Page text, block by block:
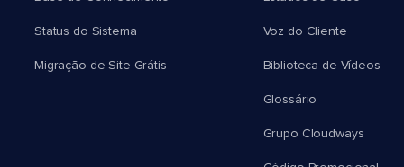
Status do Sistema
Migração de Site Grátis
Voz do Cliente
Biblioteca de Vídeos
Glossário
Grupo Cloudways